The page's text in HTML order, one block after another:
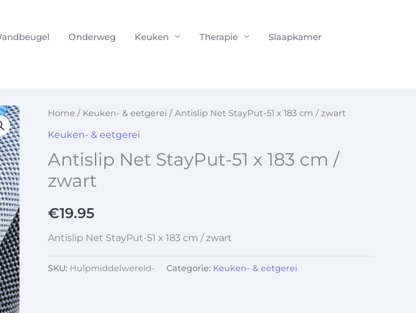
Onderweg Keuken Therapie
Slaapkamer
Home / Keuken- & eetgerei / Antislip Net StayPut-51 x 183 cm / zwart
Keuken- & eetgerei
Antislip Net StayPut-51 x 183 cm /
zwart
€19.95
Antislip Net StayPut-51 x 183 cm / zwart
SKU: Hulpmiddelwereld- Categorie: Keuken- & eetgerei